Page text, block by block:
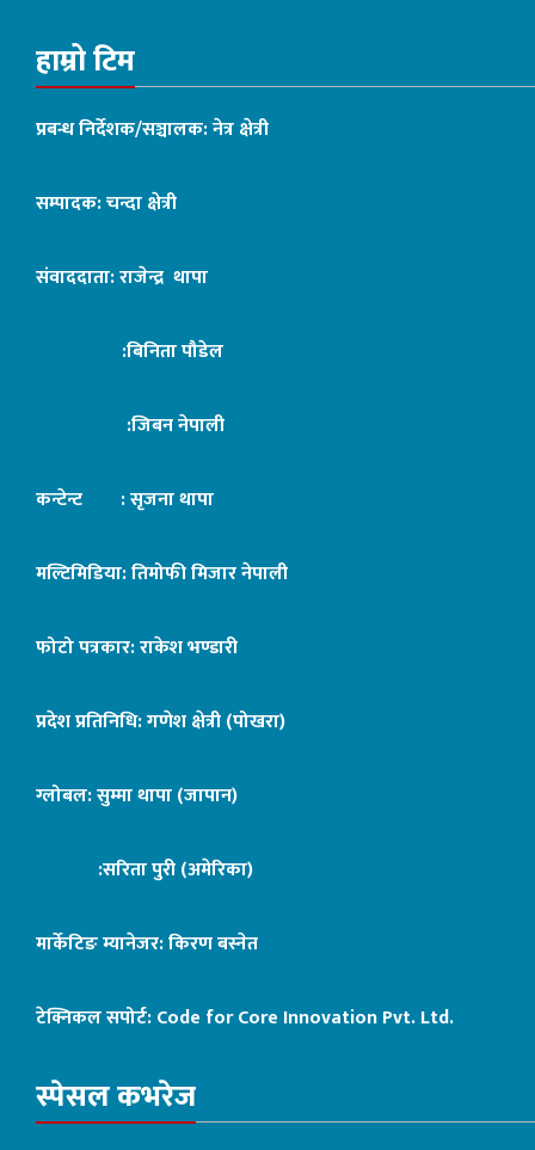
हाम्रो टिम
प्रबन्ध निर्देशक/सञ्चालक: नेत्र क्षेत्री
सम्पादक: चन्दा क्षेत्री
संवाददाता: राजेन्द्र थापा
:बिनिता पौडेल
:जिबन नेपाली
कन्टेन्ट : सृजना थापा
मल्टिमिडिया: तिमोफी मिजार नेपाली
फोटो पत्रकार: राकेश भण्डारी
प्रदेश प्रतिनिधि: गणेश क्षेत्री (पोखरा)
ग्लोबल: सुम्मा थापा (जापान)
:सरिता पुरी (अमेरिका)
मार्केटिङ म्यानेजर: किरण बस्नेत
टेक्निकल सपोर्ट:Code for Core Innovation Pvt. Ltd.
स्पेसल कभरेज